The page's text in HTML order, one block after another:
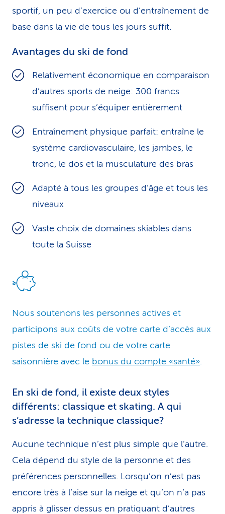
sportif, un peu d’exercice ou d’entraînement de
base dans la vie de tous les jours suffit.
Avantages du ski de fond
Relativement économique en comparaison
d’autres sports de neige: 300 francs
suffisent pour s’équiper entièrement
Entraînement physique parfait: entraîne le
système cardiovasculaire, les jambes, le
tronc, le dos et la musculature des bras
Adapté à tous les groupes d’âge et tous les
niveaux
Vaste choix de domaines skiables dans
toute la Suisse
Nous soutenons les personnes actives et
participons aux coûts de votre carte d’accès aux
pistes de ski de fond ou de votre carte
saisonnière avec le bonus du compte «santé».
En ski de fond, il existe deux styles
différents: classique et skating. A qui
s’adresse la technique classique?
Aucune technique n’est plus simple que l’autre.
Cela dépend du style de la personne et des
préférences personnelles. Lorsqu’on n’est pas
encore très à l’aise sur la neige et qu’on n’a pas
appris à glisser dessus en pratiquant d’autres